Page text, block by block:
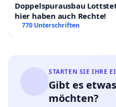
Doppelspurausbau
hier haben auch Rechte!
770 Unterschriften
STARTEN SIE IHRE
Gibt es
möchten?